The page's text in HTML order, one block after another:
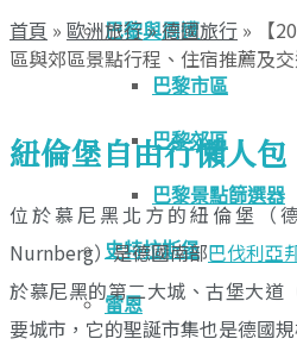
巴黎與周遭
巴黎市區
巴黎郊區
巴黎景點篩選器
史特拉斯堡
雷恩
首頁 » 歐洲旅行»德國旅行 »
【
區與郊區景點行程、住宿推薦及
紐倫堡自由行懶人包
位於慕尼黑北方的紐倫堡（
Nurnberg）是德國南部巴伐利亞
於慕尼黑的第二大城、古堡大道
要城市，它的聖誕市集也是德國